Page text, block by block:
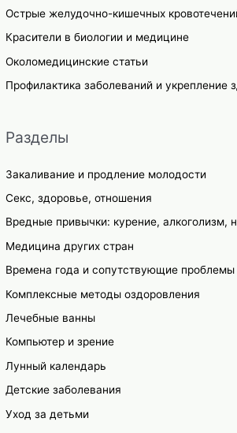
Острые желудочно-кишечных
Красители в биологии и медицине
Околомедицинские статьи
Профилактика заболеваний и укрепление
Разделы
Закаливание и продление молодости
Секс, здоровье, отношения
Вредные привычки: курение, алкоголизм,
Медицина других стран
Времена года и сопутствующие проблемы
Комплексные методы оздоровления
Лечебные ванны
Компьютер и зрение
Лунный календарь
Детские заболевания
Уход за детьми